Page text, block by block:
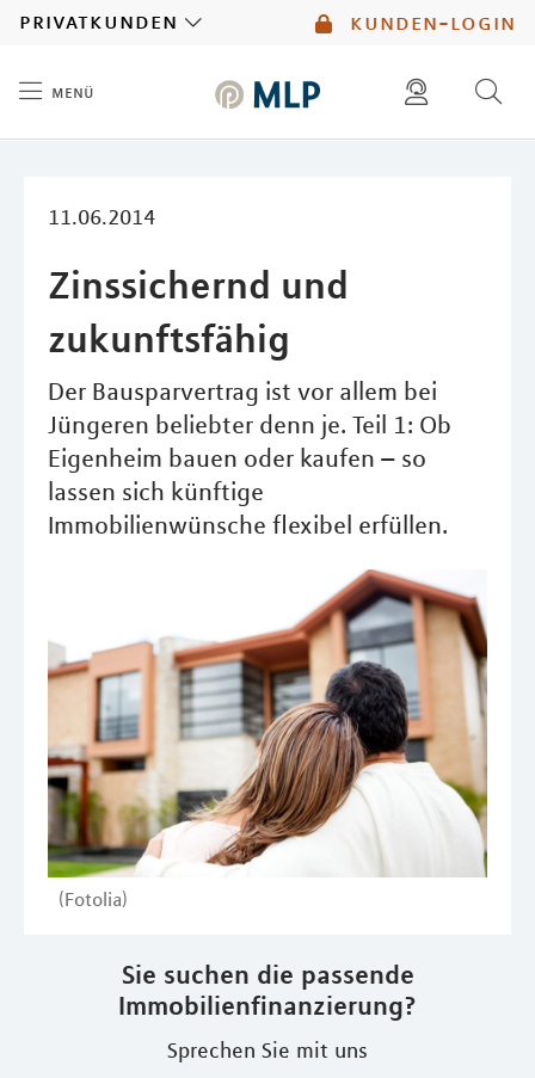
kunden-login
privatkunden
menü
11.06.2014
Zinssichernd und
zukunftsfähig
Der Bausparvertrag ist vor allem bei
Jüngeren beliebter denn je. Teil 1: Ob
Eigenheim bauen oder kaufen – so
lassen sich künftige
Immobilienwünsche flexibel erfüllen.
(Fotolia)
Sie suchen die passende
Immobilienfinanzierung?
Sprechen Sie mit uns